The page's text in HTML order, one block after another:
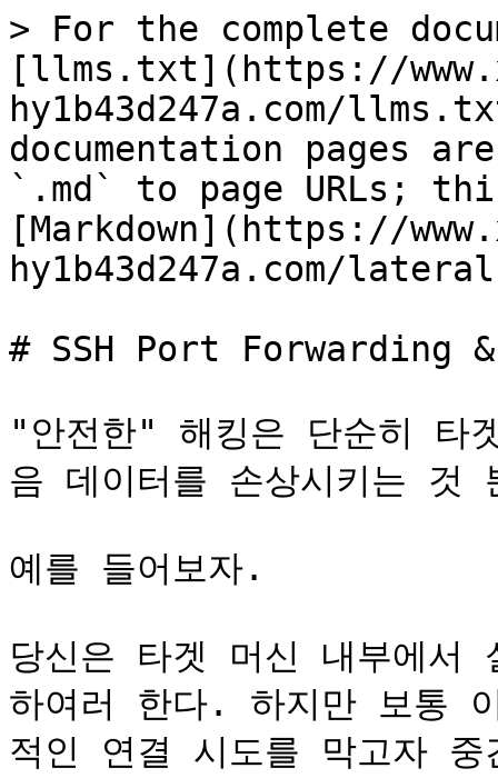
> For the complete
[llms.txt](https://
hy1b43d247a.com/
documentation pages
`.md` to page URLs;
[Markdown](https://
hy1b43d247a.com/
# SSH Port Forwarding
"안전한" 해킹은 단순히 타
음 데이터를 손상시키는 것
예를 들어보자.
당신은 타겟 머신 내부에서
하여러 한다. 하지만 보통
적인 연결 시도를 막고자 중